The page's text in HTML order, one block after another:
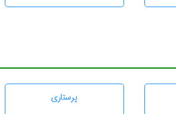
پرستاری